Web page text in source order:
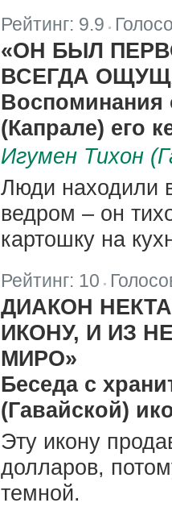
Рейтинг: 9.9
«ОН БЫЛ
ВСЕГДА
Воспоминания
(Капрале) его
Игумен Тихон
Люди находили
ведром – он
картошку на
Рейтинг: 10
ДИАКОН
ИКОНУ, И ИЗ
МИРО»
Беседа с
(Гавайской)
Эту икону
долларов,
темной.